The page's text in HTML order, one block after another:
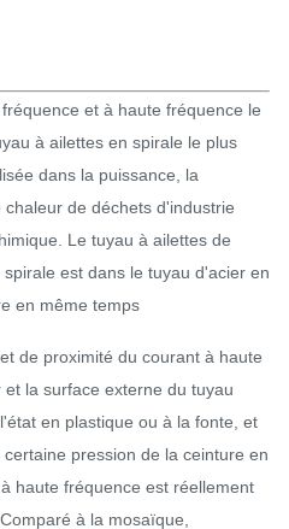
et à haute fréquence le
à ailettes en spirale le plus
dans la puissance, la
de déchets d'industrie
Le tuyau à ailettes de
est dans le tuyau d'acier en
en même temps
de proximité du courant à haute
la surface externe du tuyau
en plastique ou à la fonte, et
pression de la ceinture en
haute fréquence est réellement
à la mosaïque,